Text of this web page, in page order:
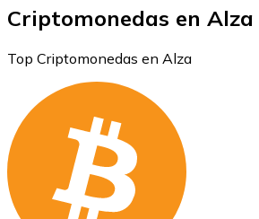
Criptomonedas en
Top Criptomonedas en Alza